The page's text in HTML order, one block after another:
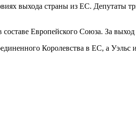
выхода страны из ЕС. Депутаты
Европейского Союза. За
Королевства в ЕС, а